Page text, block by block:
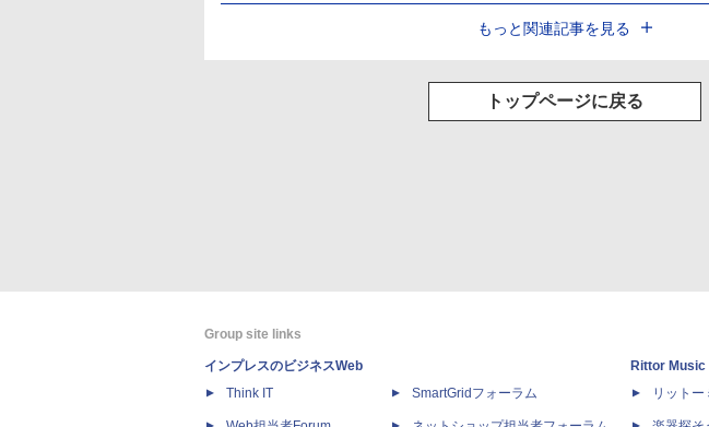
もっと関連記事を見る
トップページに戻る
Group site links
インプレスのビジネスWeb
Think IT
SmartGridフォーラム
Rittor Music
リットー